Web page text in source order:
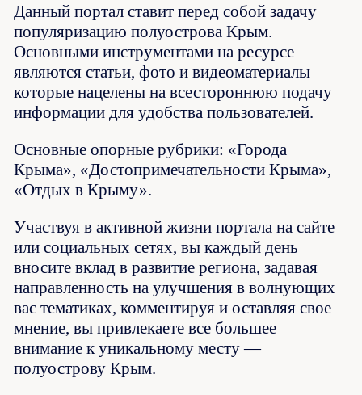
Данный портал ставит перед собой задачу
популяризацию полуострова Крым.
Основными инструментами на ресурсе
являются статьи, фото и видеоматериалы
которые нацелены на всестороннюю подачу
информации для удобства пользователей.
Основные опорные рубрики: «Города
Крыма», «Достопримечательности Крыма»,
«Отдых в Крыму».
Участвуя в активной жизни портала на сайте
или социальных сетях, вы каждый день
вносите вклад в развитие региона, задавая
направленность на улучшения в волнующих
вас тематиках, комментируя и оставляя свое
мнение, вы привлекаете все большее
внимание к уникальному месту —
полуострову Крым.